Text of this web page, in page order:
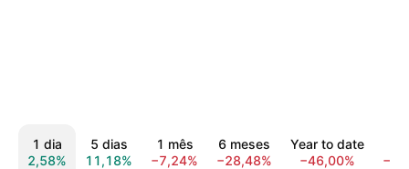
1 dia
2,58%
5 dias
11,18%
1 mês
−7,24%
6 meses
−28,48%
Year to date
−46,00%